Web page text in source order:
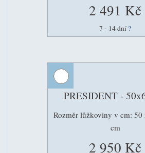
2 491 Kč
7 - 14 dní ?
PRESIDENT -
Rozměr lůžkoviny v cm: 50
cm
2 950 Kč